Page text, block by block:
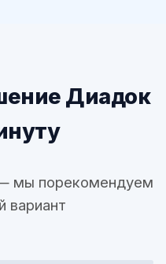
Диадок
мы порекомендуем
вариант